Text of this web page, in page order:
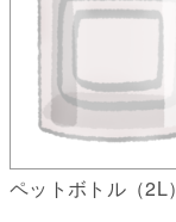
ペットボトル（2L）